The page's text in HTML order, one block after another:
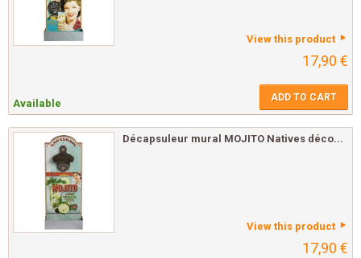
View this product
17,90 €
Available ADD TO CART
Décapsuleur mural MOJITO Natives déco...
View this product
17,90 €